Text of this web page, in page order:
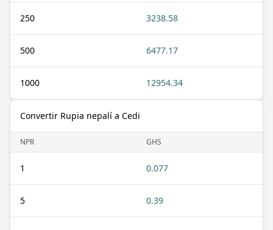
250 3238.58
500 6477.17
1000 12954.34
Convertir Rupia nepalí a Cedi
NPR GHS
1 0.077
5 0.39